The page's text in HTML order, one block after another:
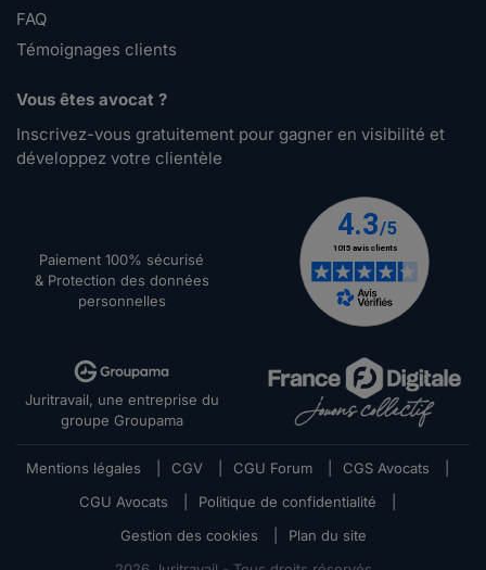
FAQ
Témoignages clients
Vous êtes avocat ?
Inscrivez-vous gratuitement pour gagner en visibilité et
développez votre clientèle
Paiement 100% sécurisé
& Protection des données
personnelles
Juritravail, une entreprise du
groupe Groupama
Mentions légales CGV CGU Forum CGS Avocats
CGU Avocats
Politique de confidentialité
Gestion des cookies
Plan du site